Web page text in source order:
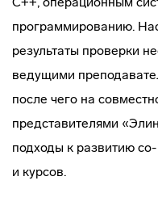
программированию.
результаты проверки
ведущими
после чего на
представителями
подходы к развитию
и курсов.